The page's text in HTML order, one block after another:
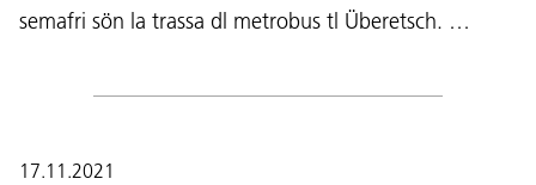
semafri sön la trassa dl metrobus tl Überetsch. …
17.11.2021